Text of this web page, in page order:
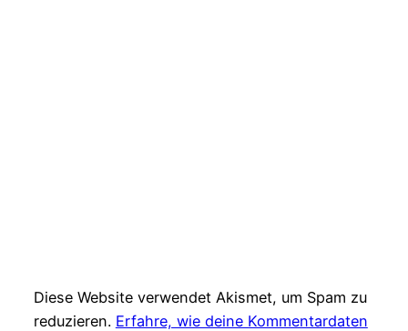
Diese Website verwendet Akismet, um Spam zu
reduzieren. Erfahre, wie deine Kommentardaten